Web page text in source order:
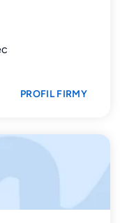
PROFIL FIRMY